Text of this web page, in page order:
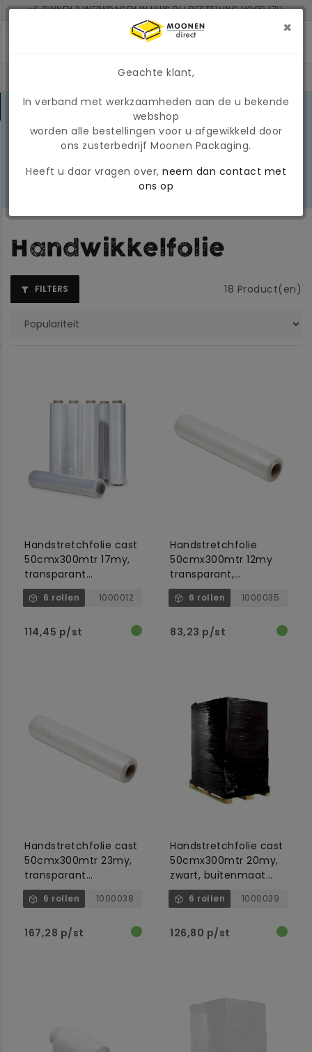
BINNEN 2 WERKDAGEN IN HUIS BIJ BESTELLING VOOR 17U
MINIMAAL ORDERBEDRAG: € 150
MARKTONTWIKKELINGEN 2026
marktomstandigheden kunnen
prijzen en beschikbaarheid tijdelijk
een tijdelijke, variabele
LEES
Handwikkelfolie
FILTERS 18 Product(en)
Handstretchfolie cast
50cmx300mtr 17my,
transparant
buitenmaat 6cm,
binnen 5cm
6 rollen 1000012
114,45 p/st
Handstretchfolie
50cmx300mtr 12my
transparant,
buitenmaat 6cm /
binnen 5cm
6 rollen 1000035
83,23 p/st
Handstretchfolie cast
50cmx300mtr 23my,
transparant
buitenmaat 6cm,
binnen 5cm
6 rollen 1000038
167,28 p/st
Handstretchfolie cast
50cmx300mtr 20my,
zwart, buitenmaat
6cm, binnen 5cm
6 rollen 1000039
126,80 p/st
×
Geachte klant,
In verband met werkzaamheden aan de u bekende
webshop
worden alle bestellingen voor u afgewikkeld door
ons zusterbedrijf Moonen Packaging.
Heeft u daar vragen over, neem dan contact met
ons op